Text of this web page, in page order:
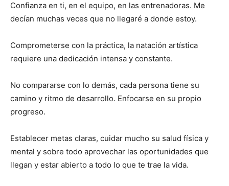
Confianza en ti, en el equipo, en las entrenadoras. Me
decían muchas veces que no llegaré a donde estoy.
Comprometerse con la práctica, la natación artística
requiere una dedicación intensa y constante.
No compararse con lo demás, cada persona tiene su
camino y ritmo de desarrollo. Enfocarse en su propio
progreso.
Establecer metas claras, cuidar mucho su salud física y
mental y sobre todo aprovechar las oportunidades que
llegan y estar abierto a todo lo que te trae la vida.